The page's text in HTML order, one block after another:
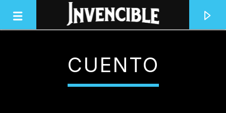
INVENCIBLE RADIO
JUNTOS SOMOS INVENCIBLES
CUENTO